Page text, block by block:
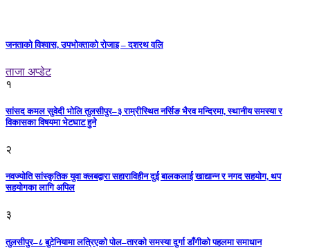
जनताको विश्वास, उपभोक्ताको रोजाइ – दशरथ वलि
ताजा अप्डेट
१
सांसद कमल सुवेदी भोलि तुलसीपुर–३ राम्रीस्थित नर्सिङ भैरव मन्दिरमा, स्थानीय समस्या र
विकासका विषयमा भेटघाट हुने
२
नवज्योति सांस्कृतिक युवा क्लबद्वारा सहाराविहीन दुई बालकलाई खाद्यान्न र नगद सहयोग, थप
सहयोगका लागि अपिल
३
तुलसीपुर–८ बुटेनियामा लत्रिएको पोल–तारको समस्या दुर्गा डाँगीको पहलमा समाधान